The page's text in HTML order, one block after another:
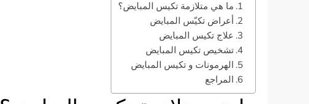
ما هي متلازمة تكيس المبايض؟
أعراض تكيّس المبايض
علاج تكيس المبايض
تشخيص تكيس المبايض
الهرمونات و تكيس المبايض
المراجع